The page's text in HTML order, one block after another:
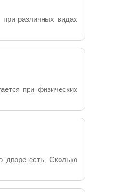
при различных видах
при физических
дворе есть. Сколько